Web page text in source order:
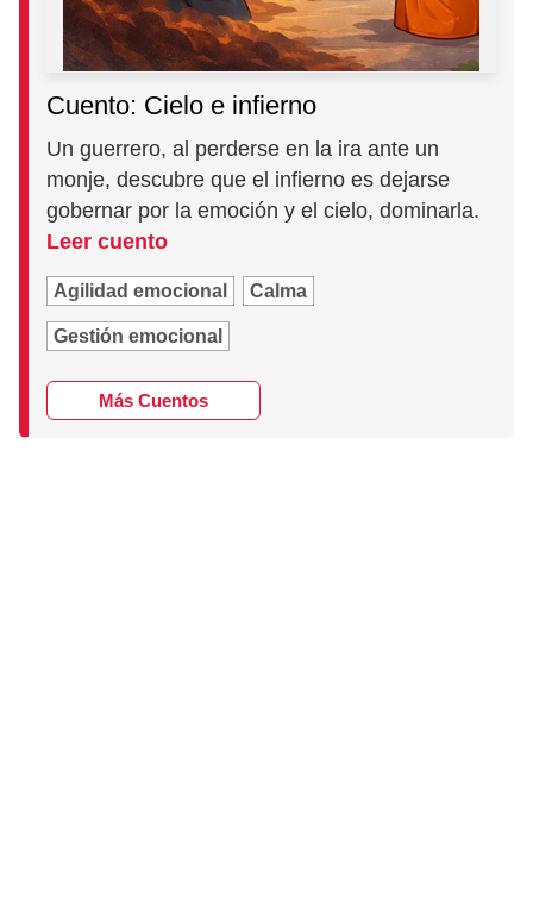
Cuento: Cielo e infierno
Un guerrero, al perderse en la ira ante un
monje, descubre que el infierno es dejarse
gobernar por la emoción y el cielo, dominarla.
Leer cuento
Agilidad emocional Calma
Gestión emocional
Más Cuentos